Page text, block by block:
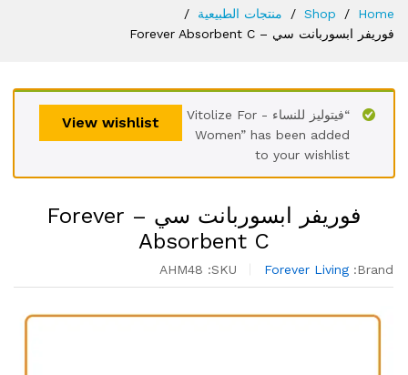
Home
/
Shop
/ منتجات الطبيعية
/
فوريفر ابسوربانت سي – Forever Absorbent C
View wishlist
“فيتوليز للنساء - Vitolize For
Women” has been added
to your wishlist
فوريفر ابسوربانت سي – Forever
Absorbent C
Brand:
Forever Living
SKU:
AHM48